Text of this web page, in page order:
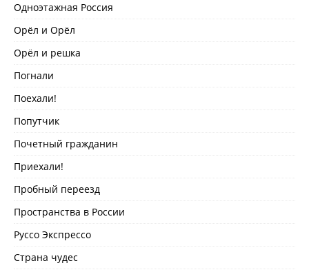
Одноэтажная Россия
Орёл и Орёл
Орёл и решка
Погнали
Поехали!
Попутчик
Почетный гражданин
Приехали!
Пробный переезд
Пространства в России
Руссо Экспрессо
Страна чудес